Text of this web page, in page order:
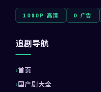
1080P 高清 0 广告
追剧导航
首页
国产剧大全